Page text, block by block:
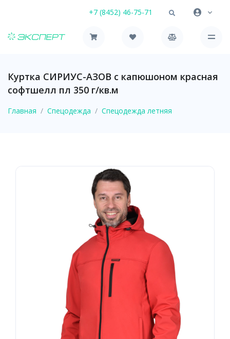
+7 (8452) 46-75-71
Куртка СИРИУС-АЗОВ с капюшоном красная
софтшелл пл 350 г/кв.м
Главная Спецодежда Спецодежда летняя